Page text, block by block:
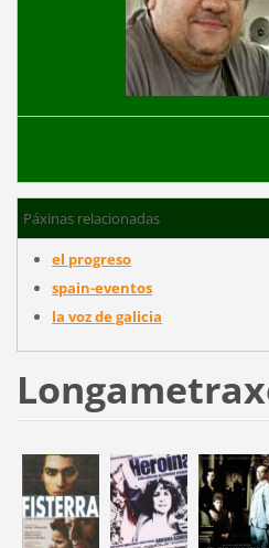
Páxinas relacionadas
el progreso
spain-eventos
la voz de galicia